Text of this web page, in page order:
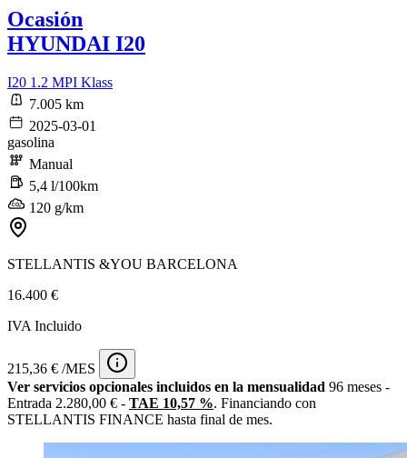
Ocasión
HYUNDAI I20
I20 1.2 MPI Klass
7.005 km
2025-03-01
gasolina
Manual
5,4 l/100km
120 g/km
STELLANTIS &YOU BARCELONA
16.400 €
IVA Incluido
215,36 € /MES
Ver servicios opcionales incluidos en la mensualidad 96 meses -
Entrada 2.280,00 € - TAE 10,57 %. Financiando con
STELLANTIS FINANCE hasta final de mes.